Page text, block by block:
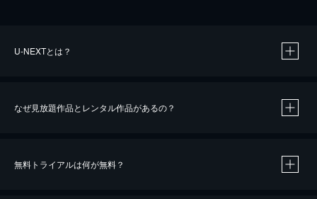
U-NEXTとは？
なぜ見放題作品とレンタル作品があるの？
無料トライアルは何が無料？